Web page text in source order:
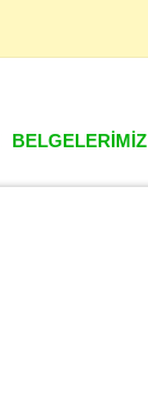
BELGELERİMİZ